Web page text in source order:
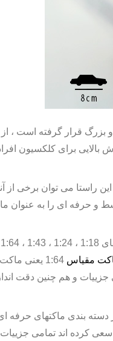
قرار گرفته است ، از
برای کلکسیون
راستا می توان برخی از
و حرفه ای را به عنوان
مقیاس
و هم چنین دقت
توان جز دسته بندی ماکتهای
کرده اند تمامی جزییات